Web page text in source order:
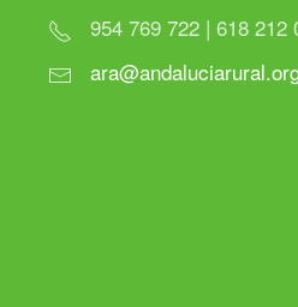
954 769 722 | 618 212